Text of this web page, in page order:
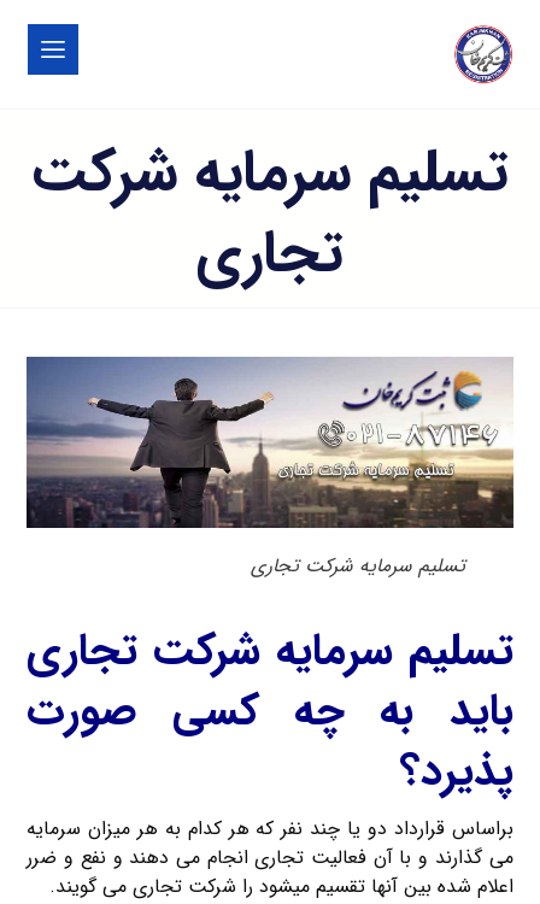
تسلیم سرمایه شرکت
تجاری
تسلیم سرمایه شرکت تجاری
تسلیم سرمایه شرکت تجاری
باید به چه کسی صورت
پذیرد؟
براساس قرارداد دو یا چند نفر که هر کدام به هر میزان سرمایه
می گذارند و با آن فعالیت تجاری انجام می دهند و نفع و ضرر
اعلام شده بین آنها تقسیم میشود را شرکت تجاری می گویند.